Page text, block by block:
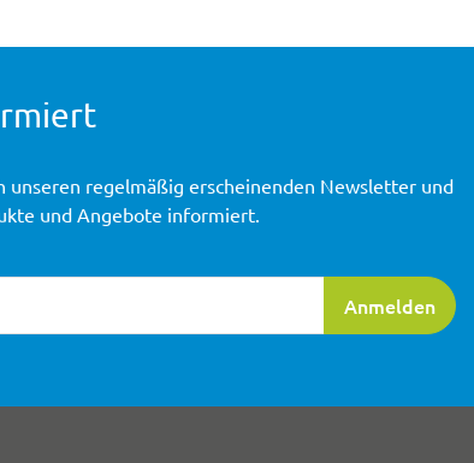
Anmelden
unseren regelmäßig erscheinenden Newsletter und
und Angebote informiert.